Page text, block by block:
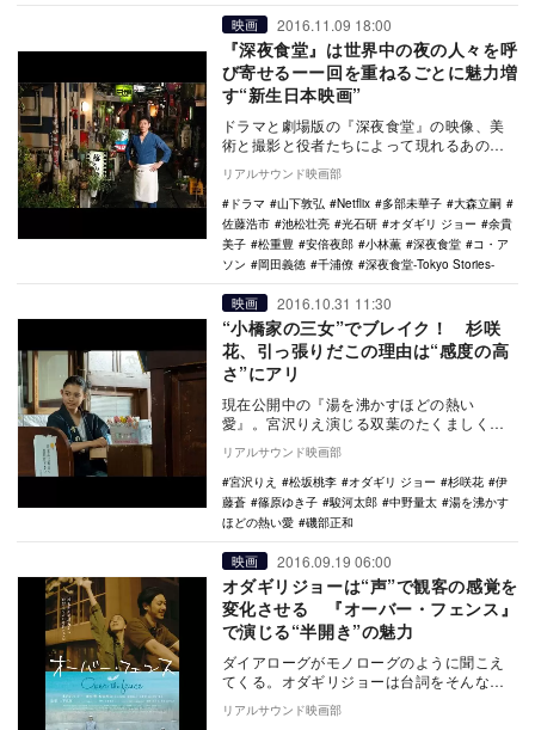
映画 2016.11.09 18:00
『深夜食堂』は世界中の夜の人々を呼
び寄せるーー回を重ねるごとに魅力増
す“新生日本映画”
ドラマと劇場版の『深夜食堂』の映像、美
術と撮影と役者たちによって現れるあの場
を見るとき、私はいくつかのものを連想す
る。 エドワ…
リアルサウンド映画部
ドラマ
山下敦弘 Netflix 多部未華子
大森立嗣
佐藤浩市
池松壮亮 光石研 オダギリ ジョー
余貴
美子
松重豊 安倍夜郎 小林薫 深夜食堂
コ・ア
ソン
岡田義徳 千浦僚 深夜食堂-Tokyo Stories-
映画 2016.10.31 11:30
“小橋家の三女”でブレイク！ 杉咲
花、引っ張りだこの理由は“感度の高
さ”にアリ
現在公開中の『湯を沸かすほどの熱い
愛』。宮沢りえ演じる双葉のたくましく強
い母親像が多くの人々の感情を揺さぶって
いるが、一方で注目…
リアルサウンド映画部
宮沢りえ
松坂桃李 オダギリ ジョー 杉咲花
伊
藤蒼
篠原ゆき子 駿河太郎 中野量太
湯を沸かす
ほどの熱い愛
磯部正和
映画 2016.09.19 06:00
オダギリジョーは“声”で観客の感覚を
変化させる 『オーバー・フェンス』
で演じる“半開き”の魅力
ダイアローグがモノローグのように聞こえ
てくる。オダギリジョーは台詞をそんなふ
うに発声することができる特別な俳優だ。
つまり、だ…
リアルサウンド映画部